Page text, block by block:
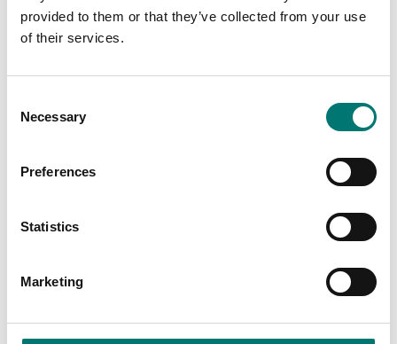
provided to them or that they’ve collected from your use
of their services.
Selection
Necessary
Preferences
Statistics
Marketing